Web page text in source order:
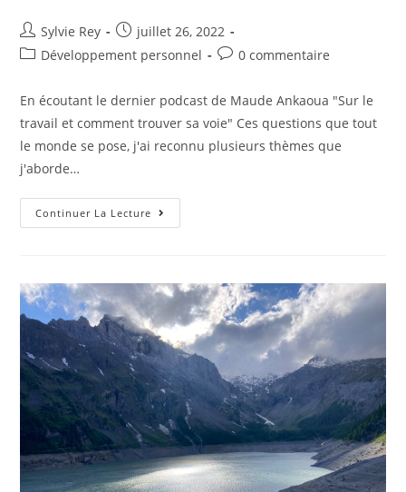
Sylvie Rey
juillet 26, 2022
Développement personnel
0 commentaire
En écoutant le dernier podcast de Maude Ankaoua "Sur le
travail et comment trouver sa voie" Ces questions que tout
le monde se pose, j'ai reconnu plusieurs thèmes que
j'aborde…
Continuer La Lecture